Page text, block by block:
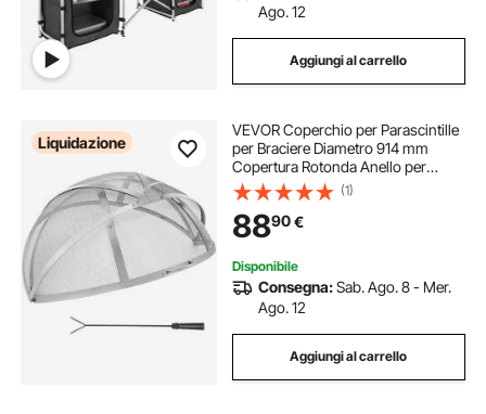
Ago. 12
Aggiungi al carrello
Liquidazione
VEVOR Coperchio per Parascintille
per Braciere Diametro 914 mm
Copertura Rotonda Anello per
Braciere da Esterno, Copertura in
Metallo per Braciere in Acciaio
Inossidabile da Cortile Giardino
Campeggio
(1)
8890€
Disponibile
Consegna:Sab. Ago. 8 - Mer.
Ago. 12
Aggiungi al carrello